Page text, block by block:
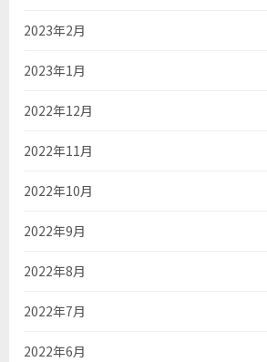
2023年2月
2023年1月
2022年12月
2022年11月
2022年10月
2022年9月
2022年8月
2022年7月
2022年6月